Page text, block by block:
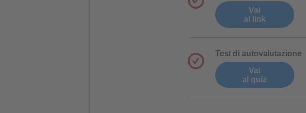
Vai
al link
Test di autovalutazione
Vai
al quiz